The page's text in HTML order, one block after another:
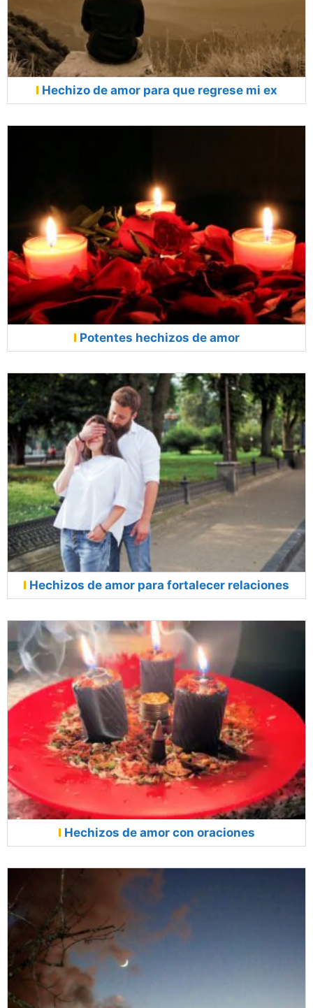
Hechizo de amor para que regrese mi ex
Potentes hechizos de amor
Hechizos de amor para fortalecer relaciones
Hechizos de amor con oraciones